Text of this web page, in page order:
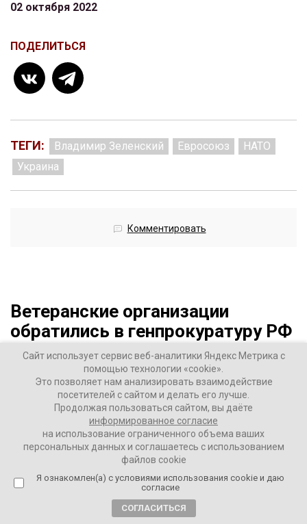
02 октября 2022
ПОДЕЛИТЬСЯ
ТЕГИ: Владимир Зеленский Евросоюз
НАТО
Украина
Комментировать
Ветеранские организации
обратились в генпрокуратуру РФ
с просьбой проверить
мобилизацию чиновников в
Петербурге
4 года назад
ВАШИ НОВОСТИ
Призыв на военную службу, в ходе частичной
мобилизации, государственных служащих, стал бы
Сайт использует сервис веб-аналитики Яндекс Метрика с
помощью технологии «cookie».
Это позволяет нам анализировать взаимодействие
посетителей с сайтом и делать его лучше.
Продолжая пользоваться сайтом, вы даёте
информированное согласие
на использование ограниченного объема ваших
персональных данных и соглашаетесь с использованием
файлов cookie
Я ознакомлен(а) с условиями использования cookie и даю
согласие
СОГЛАСИТЬСЯ